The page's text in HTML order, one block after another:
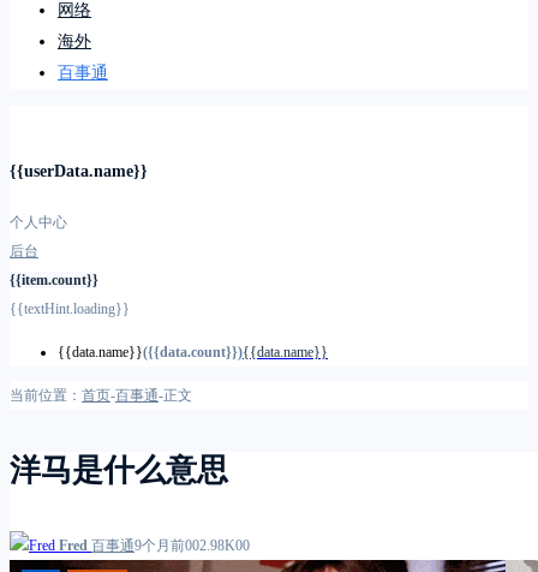
网络
海外
百事通
{{userData.name}}
个人中心
后台
{{item.count}}
{{textHint.loading}}
{{data.name}}({{data.count}}){{data.name}}
当前位置： 首页-百事通-正文
洋马是什么意思
Fred 百事通9个月前002.98K00